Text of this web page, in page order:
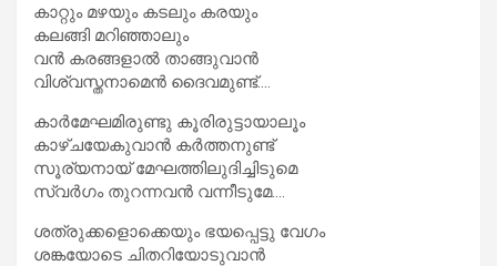
കാറ്റും മഴയും കടലും കരയും
കലങ്ങി മറിഞ്ഞാലും
വൻ കരങ്ങളാൽ താങ്ങുവാൻ
വിശ്വസ്തനാമെൻ ദൈവമുണ്ട്….
കാർമേഘമിരുണ്ടു കൂരിരുട്ടായാലൂം
കാഴ്ചയേകുവാൻ കർത്തനുണ്ട്
സൂര്യനായ് മേഘത്തിലുദിച്ചിടുമെ
സ്വർഗം തുറന്നവൻ വന്നീടുമേ….
ശത്രുക്കളൊക്കെയും ഭയപ്പെട്ടു വേഗം
ശങ്കയോടെ ചിതറിയോടുവാൻ